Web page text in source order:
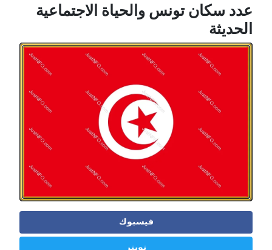
عدد سكان تونس والحياة الاجتماعية
الحديثة
فيسبوك
تويتر